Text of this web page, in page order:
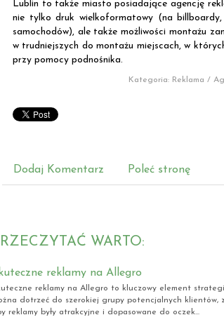
Lublin to także miasto posiadające agencję
nie tylko druk wielkoformatowy (na
samochodów), ale także możliwości montażu
w trudniejszych do montażu miejscach, w
przy pomocy podnośnika.
Kategoria: Reklama /
Dodaj Komentarz Poleć stronę
WARTO:
reklamy na Allegro
reklamy na Allegro to kluczowy element
dotrzeć do szerokiej grupy potencjalnych klientów,
reklamy były atrakcyjne i dopasowane do oczek...